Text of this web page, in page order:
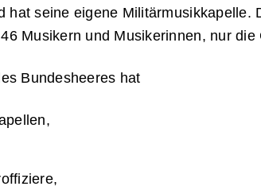
hat seine eigene Militärmusikkapelle.
Musikern und Musikerinnen, nur
Bundesheeres hat